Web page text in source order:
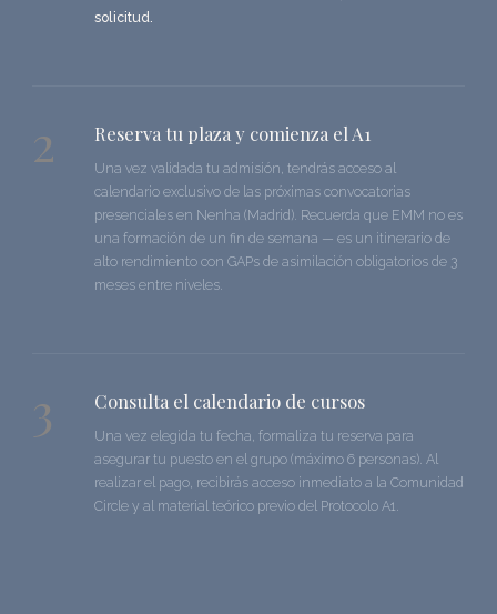
solicitud.
2 Reserva tu plaza y comienza el A1
Una vez validada tu admisión, tendrás acceso al
calendario exclusivo de las próximas convocatorias
presenciales en Nenha (Madrid). Recuerda que EMM no es
una formación de un fin de semana — es un itinerario de
alto rendimiento con GAPs de asimilación obligatorios de 3
meses entre niveles.
3 Consulta el calendario de cursos
Una vez elegida tu fecha, formaliza tu reserva para
asegurar tu puesto en el grupo (máximo 6 personas). Al
realizar el pago, recibirás acceso inmediato a la Comunidad
Circle y al material teórico previo del Protocolo A1.